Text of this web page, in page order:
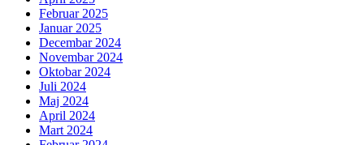
Februar 2025
Januar 2025
Decembar 2024
Novembar 2024
Oktobar 2024
Juli 2024
Maj 2024
April 2024
Mart 2024